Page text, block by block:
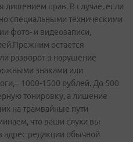
лишением прав. В случае, если
специальными техническими
фото- и видеозаписи,
остается
разворот в нарушение
знаками или
1000-1500 рублей. До 500
тонировку, а лишение
на трамвайные пути
что ваши слухи вы
адрес редакции обычной